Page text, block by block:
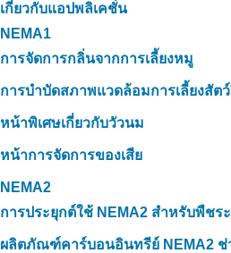
เกี่ยวกับแอปพลิเคชั่น
NEMA1
การจัดการกลิ่นจากการเลี้ยงหมู
การบำบัดสภาพแวดล้อมการเลี้ยงสัต
หน้าพิเศษเกี่ยวกับวัวนม
หน้าการจัดการของเสีย
NEMA2
การประยุกต์ใช้ NEMA2 สำหรับพืช
ผลิตภัณฑ์คาร์บอนอินทรีย์ NEMA2 ช่